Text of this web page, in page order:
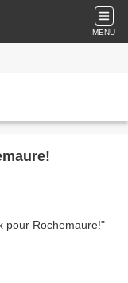
MENU